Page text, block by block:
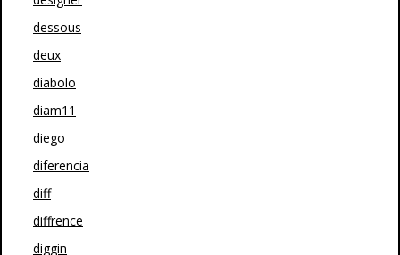
dessous
deux
diabolo
diam11
diego
diferencia
diff
diffrence
diggin